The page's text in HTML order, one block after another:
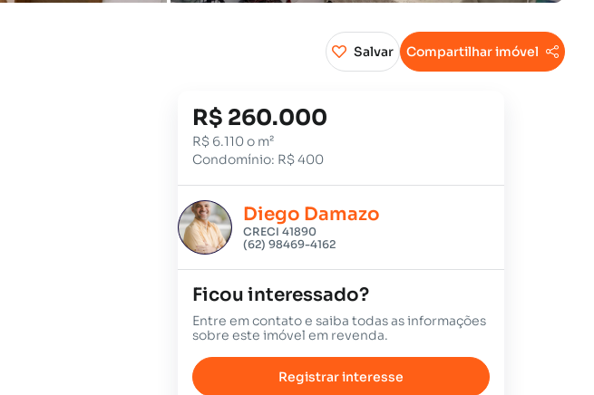
Salvar Compartilhar imóvel
R$ 260.000
R$ 6.110 o m²
Condomínio: R$ 400
Diego Damazo
CRECI 41890
(62) 98469-4162
Ficou interessado?
Entre em contato e saiba todas as informações
sobre este imóvel em revenda.
Registrar interesse